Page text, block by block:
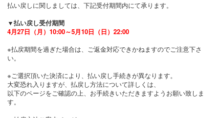
払い戻しに関しましては、下記受付期間内にて承ります。
▼払い戻し受付期間
4月27日（月）10:00～5月10日（日）22:00
※払戻期間を過ぎた場合は、ご返金対応できかねますのでご注意下さ
い。
※ご選択頂いた決済により、払い戻し手続きが異なります。
大変恐れ入りますが、払戻し方法について詳しくは、
以下のページをご確認の上、お手続きいただきますようお願い致しま
す。